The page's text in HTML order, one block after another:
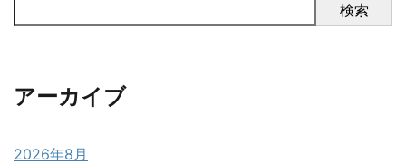
検索
アーカイブ
2026年8月